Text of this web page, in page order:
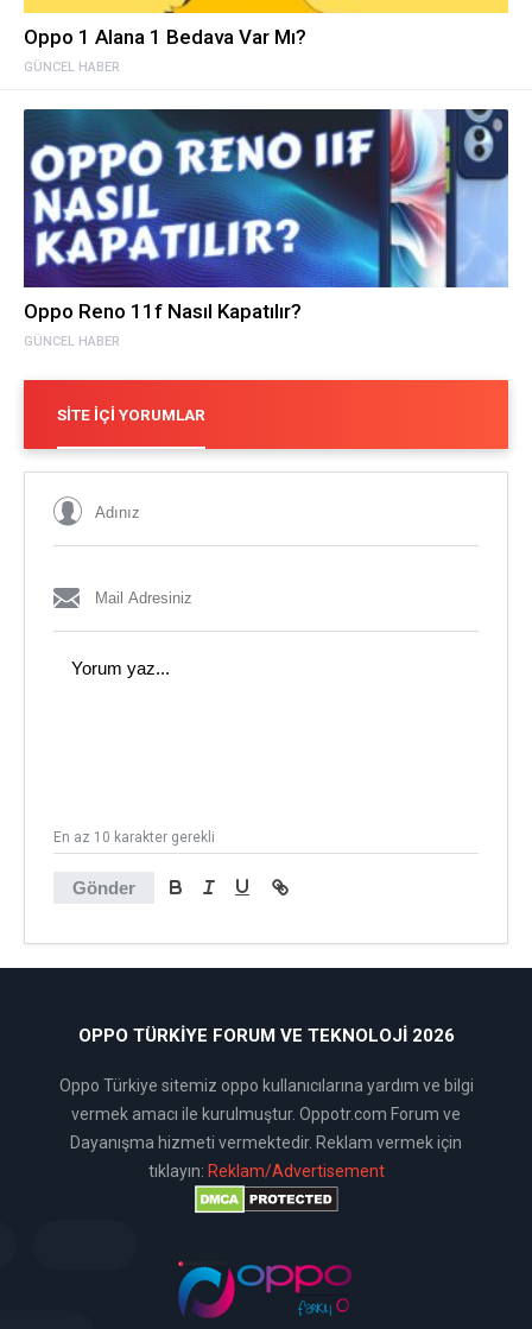
GÜNCEL HABER
Oppo 1 Alana 1 Bedava Var Mı?
GÜNCEL HABER
Oppo Reno 11f Nasıl Kapatılır?
SITE İÇI YORUMLAR
Gönder
En az 10 karakter gerekli
OPPO TÜRKIYE FORUM VE TEKNOLOJI 2026
Oppo Türkiye sitemiz oppo kullanıcılarına yardım ve bilgi
vermek amacı ile kurulmuştur. Oppotr.com Forum ve
Dayanışma hizmeti vermektedir. Reklam vermek için
tıklayın: Reklam/Advertisement